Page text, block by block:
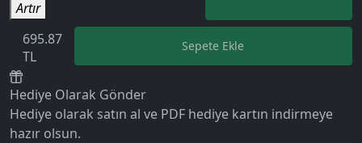
Artır
695.87
TL
Sepete Ekle
Hediye Olarak Gönder
Hediye olarak satın al ve PDF hediye kartın indirmeye
hazır olsun.